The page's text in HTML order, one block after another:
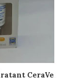
AU PANIERCeraVe